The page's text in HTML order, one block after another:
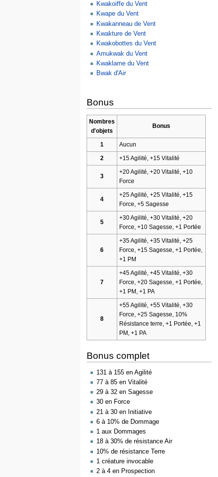
Kwakoiffe du Vent
Kwape du Vent
Kwakanneau de Vent
Kwakture de Vent
Kwakobottes du Vent
Amukwak du Vent
Kwaklame du Vent
Bwak d'Air
Bonus
Nombres
d'objets
Bonus
1
Aucun
2
+15 Agilité, +15 Vitalité
3
+20 Agilité, +20 Vitalité, +10
Force
4
+25 Agilité, +25 Vitalité, +15
Force, +5 Sagesse
5
+30 Agilité, +30 Vitalité, +20
Force, +10 Sagesse, +1 Portée
6
+35 Agilité, +35 Vitalité, +25
Force, +15 Sagesse, +1 Portée,
+1 PM
7
+45 Agilité, +45 Vitalité, +30
Force, +20 Sagesse, +1 Portée,
+1 PM, +1 PA
8
+55 Agilité, +55 Vitalité, +30
Force, +25 Sagesse, 10%
Résistance terre, +1 Portée, +1
PM, +1 PA
Bonus complet
131 à 155 en Agilité
77 à 85 en Vitalité
29 à 32 en Sagesse
30 en Force
21 à 30 en Initiative
6 à 10% de Dommage
1 aux Dommages
18 à 30% de résistance Air
10% de résistance Terre
1 créature invocable
2 à 4 en Prospection